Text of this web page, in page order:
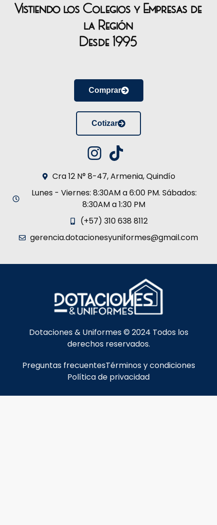
Vistiendo los Colegios y Empresas de
la Región
Desde 1995
Comprar
Cotizar
Cra 12 N° 8-47, Armenia, Quindío
Lunes - Viernes: 8:30AM a 6:00 PM. Sábados:
8:30AM a 1:30 PM
(+57) 310 638 8112
gerencia.dotacionesyuniformes@gmail.com
Dotaciones & Uniformes © 2024 Todos los
derechos reservados.
Preguntas frecuentesTérminos y condiciones
Política de privacidad